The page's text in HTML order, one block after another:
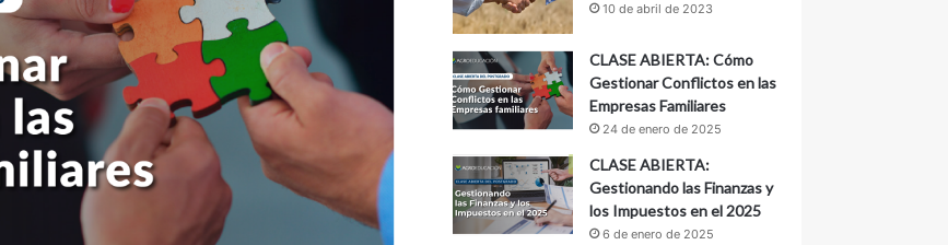
10 de abril de 2023
CLASE ABIERTA: Cómo
Gestionar Conflictos en las
Empresas Familiares
24 de enero de 2025
CLASE ABIERTA:
Gestionando las Finanzas y
los Impuestos en el 2025
6 de enero de 2025